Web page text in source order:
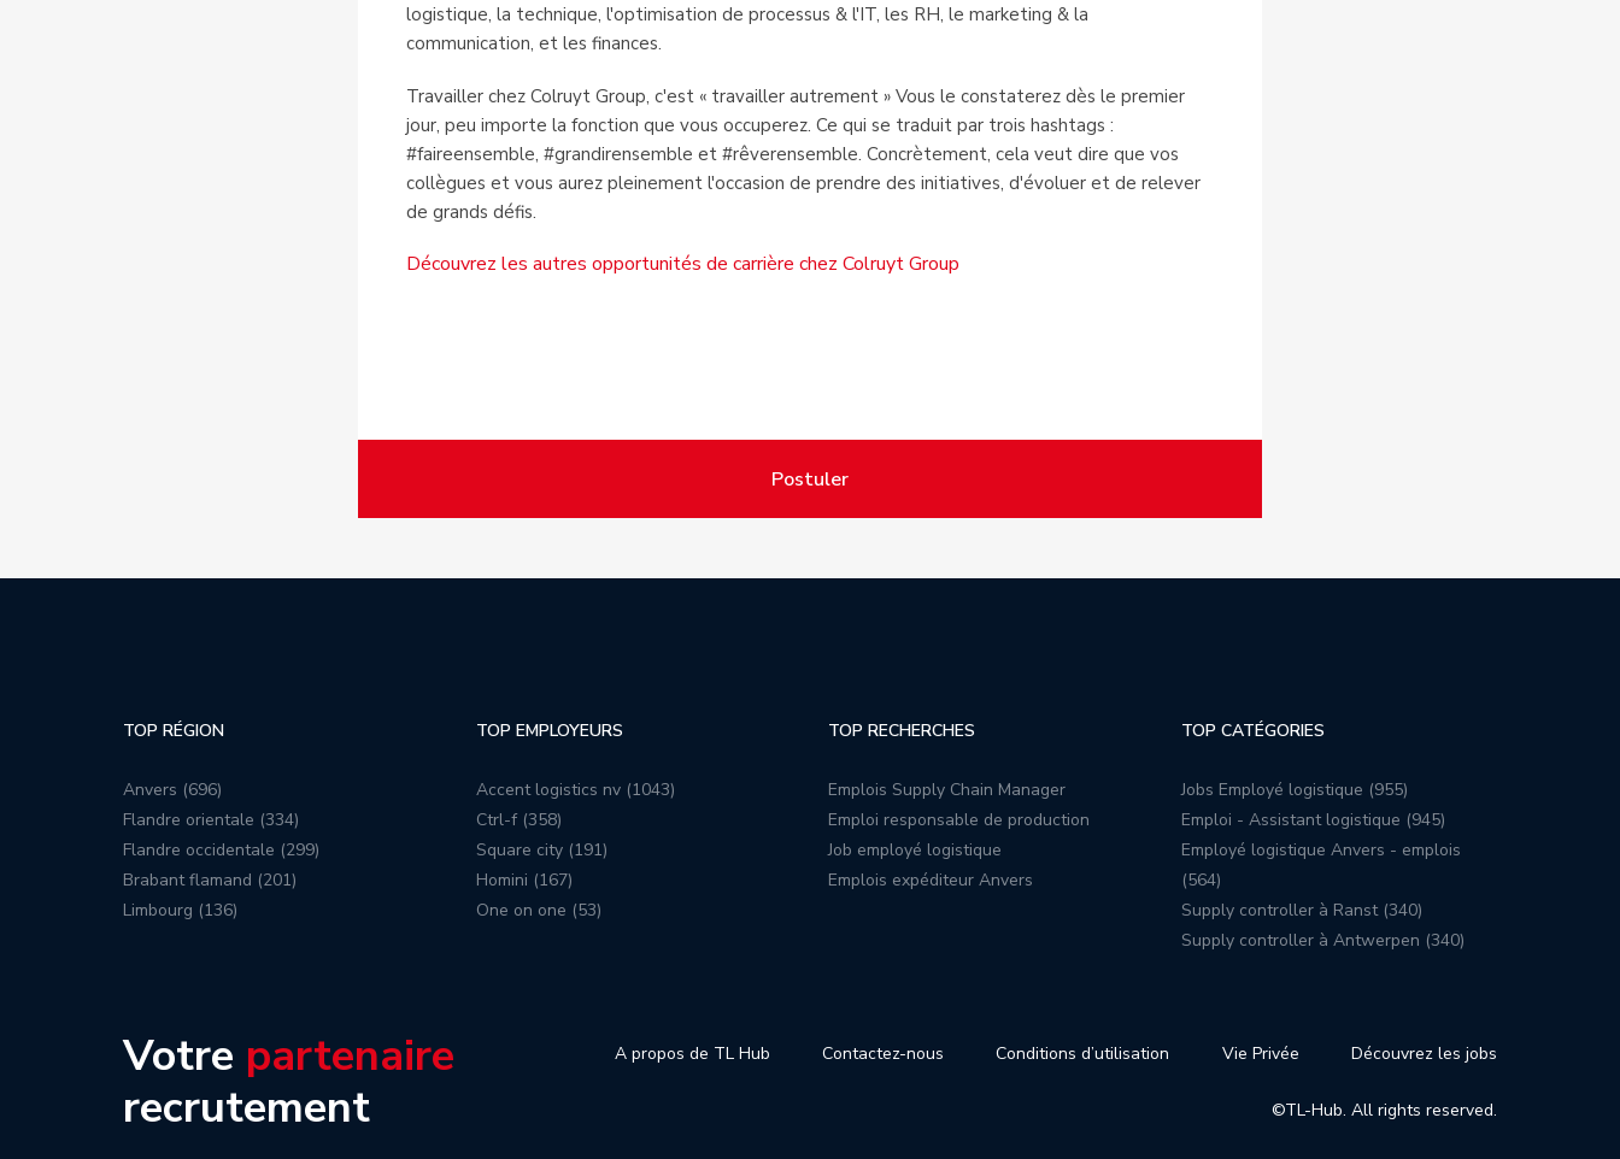
logistique, la technique, l'optimisation de processus & l'IT, les RH, le marketing & la
communication, et les finances.
Travailler chez Colruyt Group, c'est « travailler autrement » Vous le constaterez dès le premier
jour, peu importe la fonction que vous occuperez. Ce qui se traduit par trois hashtags :
#faireensemble, #grandirensemble et #rêverensemble. Concrètement, cela veut dire que vos
collègues et vous aurez pleinement l'occasion de prendre des initiatives, d'évoluer et de relever
de grands défis.
Découvrez les autres opportunités de carrière chez Colruyt Group
Postuler
TOP RÉGION
Anvers (696)
Flandre orientale (334)
Flandre occidentale (299)
Brabant flamand (201)
Limbourg (136)
TOP EMPLOYEURS
Accent logistics nv (1043)
Ctrl-f (358)
Square city (191)
Homini (167)
One on one (53)
TOP RECHERCHES
Emplois Supply Chain Manager
Emploi responsable de production
Job employé logistique
Emplois expéditeur Anvers
TOP CATÉGORIES
Jobs Employé logistique (955)
Emploi - Assistant logistique (945)
Employé logistique Anvers - emplois
(564)
Supply controller à Ranst (340)
Supply controller à Antwerpen (340)
A propos de TL Hub Contactez-nous Conditions d’utilisation Vie Privée Découvrez les jobs
©TL-Hub. All rights reserved.
Votre partenaire
recrutement